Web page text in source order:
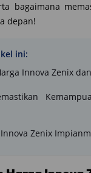
bagaimana
depan!
ini:
Innova Zenix
Zenix